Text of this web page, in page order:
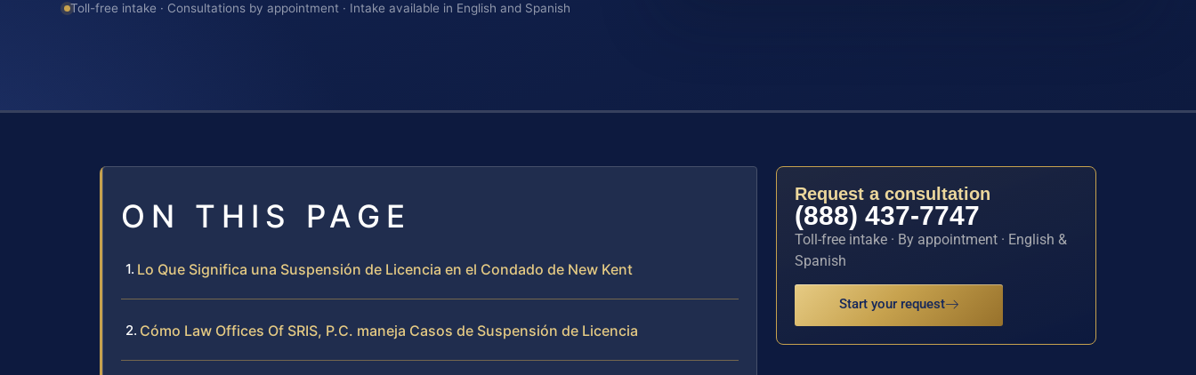
Toll-free intake · Consultations by appointment · Intake available in English and Spanish
ON THIS PAGE
Lo Que Significa una Suspensión de Licencia en el Condado de New Kent
Cómo Law Offices Of SRIS, P.C. maneja Casos de Suspensión de Licencia
Request a consultation
(888) 437-7747
Toll-free intake · By appointment · English &
Spanish
Start your request